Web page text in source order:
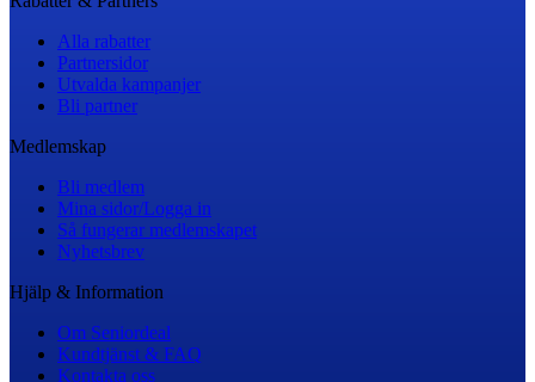
Alla rabatter
Partnersidor
Utvalda kampanjer
Bli partner
Medlemskap
Bli medlem
Mina sidor/Logga in
Så fungerar medlemskapet
Nyhetsbrev
Hjälp & Information
Om Seniordeal
Kundtjänst & FAQ
Kontakta oss